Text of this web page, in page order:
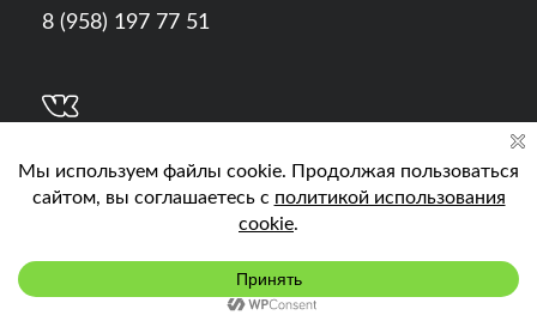
Подключить
8 (958) 197 77 51
Кислород